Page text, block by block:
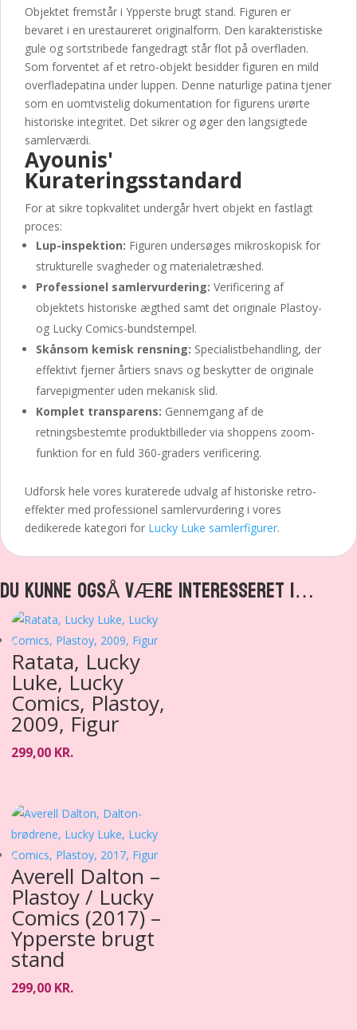
Objektet fremstår i Ypperste brugt stand. Figuren er
bevaret i en urestaureret originalform. Den karakteristiske
gule og sortstribede fangedragt står flot på overfladen.
Som forventet af et retro-objekt besidder figuren en mild
overfladepatina under luppen. Denne naturlige patina tjener
som en uomtvistelig dokumentation for figurens urørte
historiske integritet. Det sikrer og øger den langsigtede
samlerværdi.
Ayounis'
Kurateringsstandard
For at sikre topkvalitet undergår hvert objekt en fastlagt
proces:
Lup-inspektion: Figuren undersøges mikroskopisk for
strukturelle svagheder og materialetræshed.
Professionel samlervurdering: Verificering af
objektets historiske ægthed samt det originale Plastoy-
og Lucky Comics-bundstempel.
Skånsom kemisk rensning: Specialistbehandling, der
effektivt fjerner årtiers snavs og beskytter de originale
farvepigmenter uden mekanisk slid.
Komplet transparens: Gennemgang af de
retningsbestemte produktbilleder via shoppens zoom-
funktion for en fuld 360-graders verificering.
Udforsk hele vores kuraterede udvalg af historiske retro-
effekter med professionel samlervurdering i vores
dedikerede kategori for Lucky Luke samlerfigurer.
DU KUNNE OGSÅ VÆRE INTERESSERET I…
Ratata, Lucky
Luke, Lucky
Comics, Plastoy,
2009, Figur
299,00 KR.
Averell Dalton –
Plastoy / Lucky
Comics (2017) –
Ypperste brugt
stand
299,00 KR.